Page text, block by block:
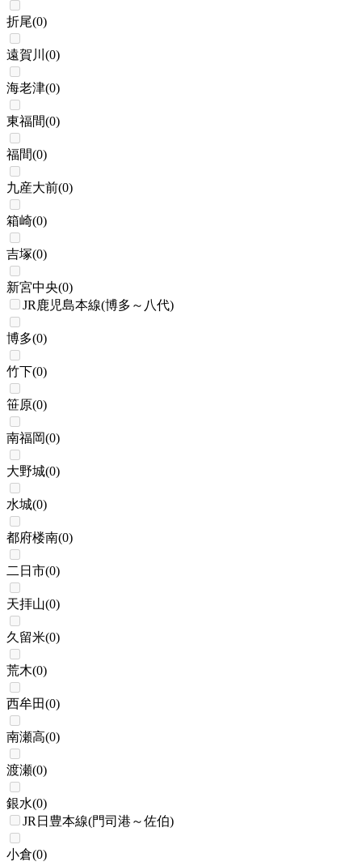
折尾(0)
遠賀川 (0)
海老津(0)
東福間(0)
福間(0)
九産大前(0)
箱崎(0)
吉塚(0)
新宮中央(0)
JR鹿児島本線(博多～八代)
博多(0)
竹下(0)
笹原(0)
南福岡(0)
大野城(0)
水城(0)
都府楼南(0)
二日市(0)
天拝山(0)
久留米(0)
荒木(0)
西牟田(0)
南瀬高(0)
渡瀬(0)
銀水(0)
JR日豊本線(門司港～佐伯)
小倉(0)